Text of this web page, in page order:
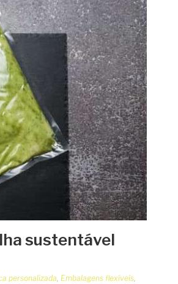
sustentável
personalizada, Embalagens flexíveis,